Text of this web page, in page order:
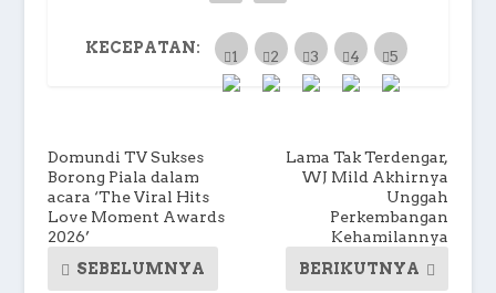
KECEPATAN:
Domundi TV Sukses
Borong Piala dalam
acara ‘The Viral Hits
Love Moment Awards
2026’
SEBELUMNYA
Lama Tak Terdengar,
WJ Mild Akhirnya
Unggah
Perkembangan
Kehamilannya
BERIKUTNYA